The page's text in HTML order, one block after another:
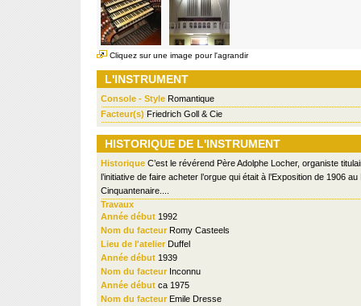
Cliquez sur une image pour l'agrandir
L'INSTRUMENT
Console - Style Romantique
Facteur(s) Friedrich Goll & Cie
HISTORIQUE DE L'INSTRUMENT
Historique C’est le révérend Père Adolphe Locher, organiste
l’initiative de faire acheter l’orgue qui était à l’Exposition de 1906 au
Cinquantenaire....
Travaux
Année début 1992
Nom du facteur Romy Casteels
Lieu de l'atelier Duffel
Année début 1939
Nom du facteur Inconnu
Année début ca 1975
Nom du facteur Emile Dresse